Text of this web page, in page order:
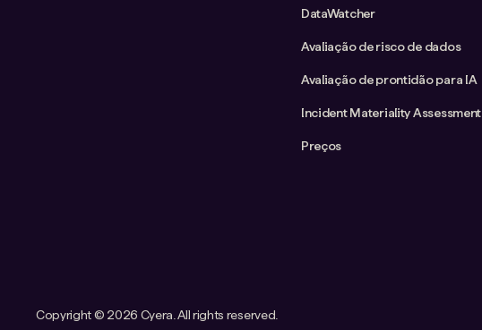
DataWatcher
Avaliação de risco de dados
Avaliação de prontidão para IA
Incident Materiality Assessment
Preços
Copyright © 2026 Cyera. All rights reserved.